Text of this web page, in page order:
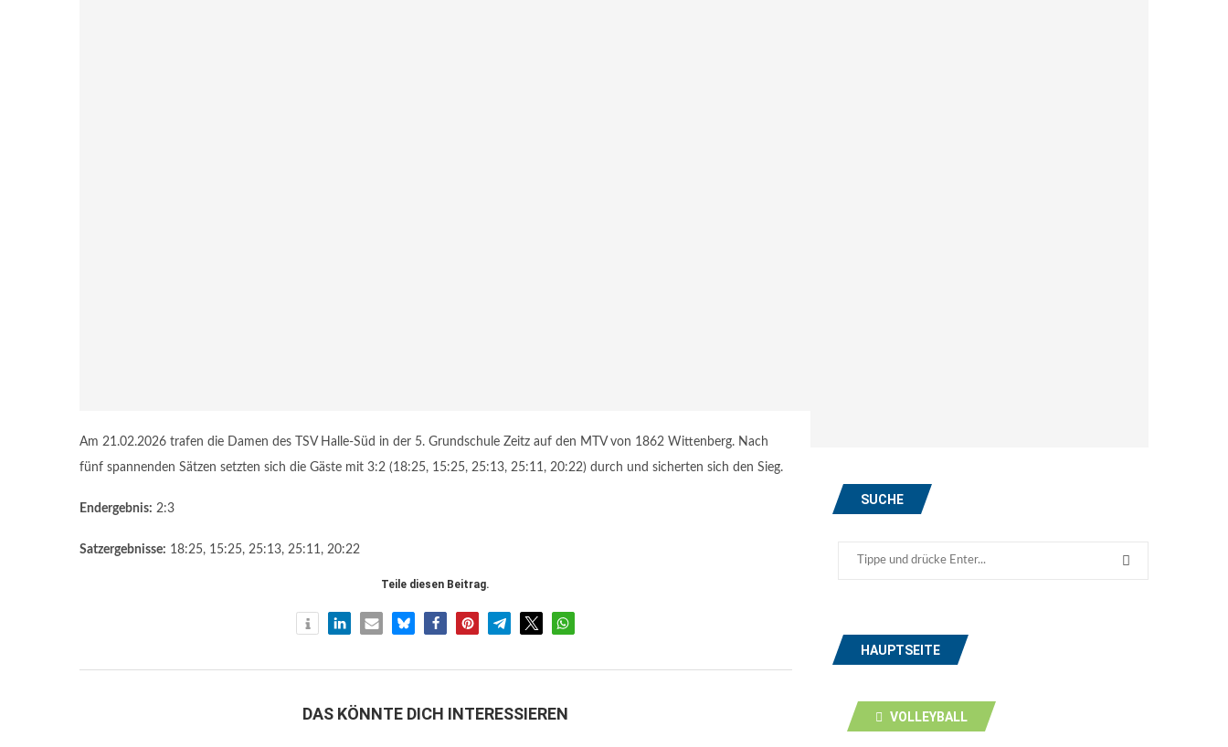
Am 21.02.2026 trafen die Damen des TSV Halle-Süd in der 5. Grundschule Zeitz auf den MTV von 1862 Wittenberg. Nach
fünf spannenden Sätzen setzten sich die Gäste mit 3:2 (18:25, 15:25, 25:13, 25:11, 20:22) durch und sicherten sich den Sieg.
Endergebnis: 2:3
Satzergebnisse: 18:25, 15:25, 25:13, 25:11, 20:22
Teile diesen Beitrag.
DAS KÖNNTE DICH INTERESSIEREN
SUCHE
HAUPTSEITE
VOLLEYBALL